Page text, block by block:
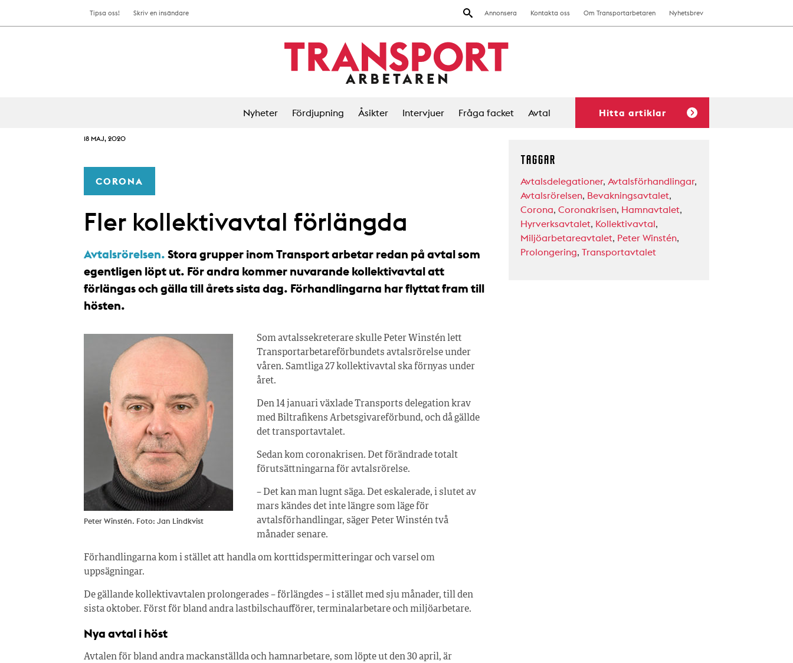
Annonsera Kontakta oss Om Transportarbetaren Nyhetsbrev
Tipsa oss! Skriv en insändare
Nyheter Fördjupning Åsikter Intervjuer Fråga facket Avtal Hitta artiklar
18 MAJ, 2020
CORONA
Fler kollektivavtal förlängda
Avtalsrörelsen. Stora grupper inom Transport arbetar redan på avtal som
egentligen löpt ut. För andra kommer nuvarande kollektivavtal att
förlängas och gälla till årets sista dag. Förhandlingarna har flyttat fram till
hösten.
Peter Winstén. Foto: Jan Lindkvist
Som avtalssekreterare skulle Peter Winstén lett
Transportarbetareförbundets avtalsrörelse under
våren. Samtliga 27 kollektivavtal ska förnyas under
året.
Den 14 januari växlade Transports delegation krav
med Biltrafikens Arbetsgivareförbund, och då gällde
det transportavtalet.
Sedan kom coronakrisen. Det förändrade totalt
förutsättningarna för avtalsrörelse.
– Det kan man lugnt säga. Det eskalerade, i slutet av
mars kändes det inte längre som läge för
avtalsförhandlingar, säger Peter Winstén två
månader senare.
Förhandlingarna kom i stället att handla om korttidspermitteringar och varsel om
uppsägningar.
De gällande kollektivavtalen prolongerades – förlängdes – i stället med sju månader, till den
sista oktober. Först för bland andra lastbilschaufförer, terminalarbetare och miljöarbetare.
Nya avtal i höst
Avtalen för bland andra mackanställda och hamnarbetare, som löpte ut den 30 april, är
TAGGAR
Avtalsdelegationer, Avtalsförhandlingar,
Avtalsrörelsen, Bevakningsavtalet,
Corona, Coronakrisen, Hamnavtalet,
Hyrverksavtalet, Kollektivavtal,
Miljöarbetareavtalet, Peter Winstén,
Prolongering, Transportavtalet